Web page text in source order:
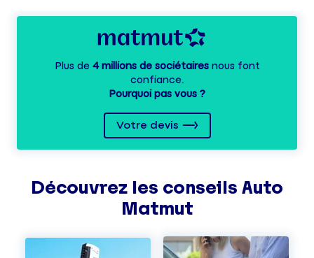
Plus de 4 millions de sociétairesnous font
confiance.
Pourquoi pas vous ?
Votre devis
Découvrez les conseils Auto
Matmut